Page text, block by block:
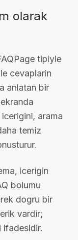
olarak
tipiyle
cevaplarin
anlatan bir
arama
temiz
icerigin
bolumu
dogru bir
vardir;
ifadesidir.